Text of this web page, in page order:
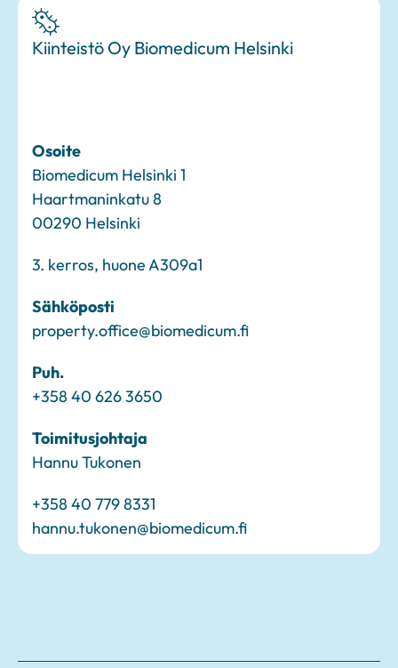
Kiinteistö Oy Biomedicum Helsinki
Osoite
Biomedicum Helsinki 1
Haartmaninkatu 8
00290 Helsinki
3. kerros, huone A309a1
Sähköposti
property.office@biomedicum.fi
Puh.
+358 40 626 3650
Toimitusjohtaja
Hannu Tukonen
+358 40 779 8331
hannu.tukonen@biomedicum.fi